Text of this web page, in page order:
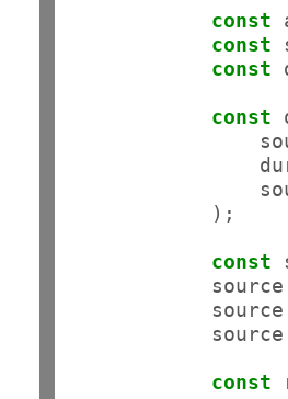
const
const
const
const
            );
const
const